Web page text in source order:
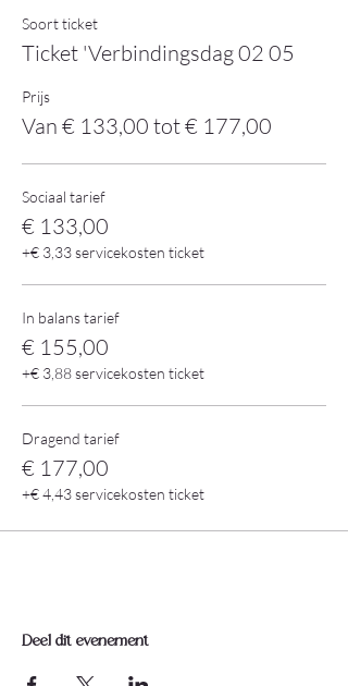
Soort ticket
Ticket 'Verbindingsdag 02 05
Prijs
Van € 133,00 tot € 177,00
Sociaal tarief
€ 133,00
+€ 3,33 servicekosten ticket
In balans tarief
€ 155,00
+€ 3,88 servicekosten ticket
Dragend tarief
€ 177,00
+€ 4,43 servicekosten ticket
Deel dit evenement